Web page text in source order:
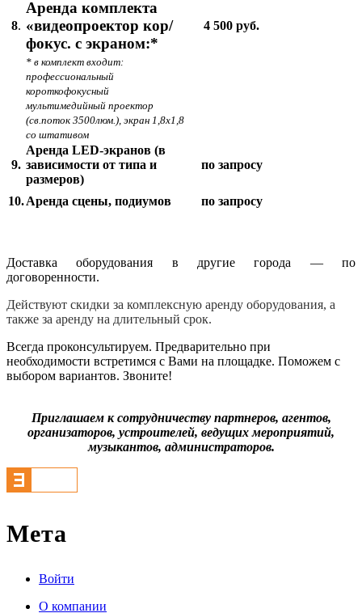
8.
Аренда комплекта
«видеопроектор кор/
фокус. с экраном:*
4 500 руб.
* в комплект входит:
профессиональный
короткофокусный
мультимедийный проектор
(св.поток 3500люм.), экран 1,8х1,8
со штативом
9.
Аренда LED-экранов (в
зависимости от типа и
размеров)
по запросу
10. Аренда сцены, подиумов по запросу
Доставка оборудования в другие города — по
договоренности.
Действуют скидки за комплексную аренду оборудования, а
также за аренду на длительный срок.
Всегда проконсультируем. Предварительно при
необходимости встретимся с Вами на площадке. Поможем с
выбором вариантов. Звоните!
Приглашаем к сотрудничеству партнеров, агентов,
организаторов, устроителей, ведущих мероприятий,
музыкантов, администраторов.
Мета
Войти
О компании